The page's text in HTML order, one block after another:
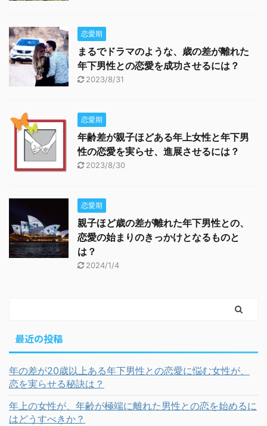
恋愛期
まるでドラマのような、歳の差が離れた
年下男性との恋愛を成功させるには？
2023/8/31
恋愛期
年齢差が親子ほどある年上女性と年下男
性の恋愛を実らせ、進展させるには？
2023/8/30
恋愛期
親子ほど歳の差が離れた年下男性との、
恋愛の始まりのきっかけとなるものと
は？
2024/1/4
最近の投稿
年の差が20歳以上ある年下男性との恋愛に悩む女性が、
恋を実らせる秘訣は？
年上の女性が、年齢が極端に離れた男性との恋を始めるに
はどうすべきか？